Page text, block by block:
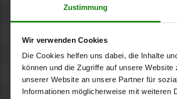
Zustimmung
Wir verwenden Cookies
Die Cookies helfen uns dabei, die Inhalte
können und die Zugriffe auf unsere
unserer Website an unsere Partner für
Informationen möglicherweise mit weiteren
40 25 M8
40 25 M8